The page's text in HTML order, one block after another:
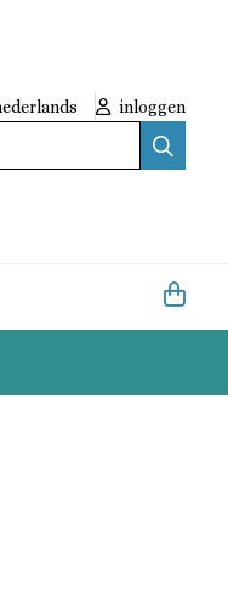
inloggen